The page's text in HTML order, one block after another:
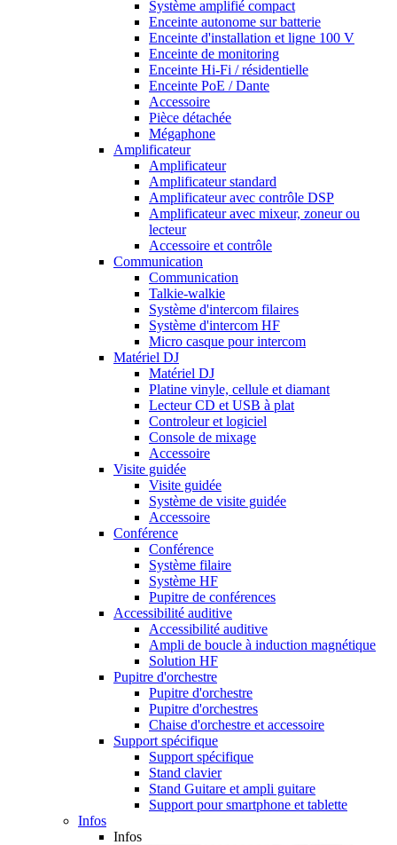
Système amplifié compact
Enceinte autonome sur batterie
Enceinte d'installation et ligne 100 V
Enceinte de monitoring
Enceinte Hi-Fi / résidentielle
Enceinte PoE / Dante
Accessoire
Pièce détachée
Mégaphone
Amplificateur
Amplificateur
Amplificateur standard
Amplificateur avec contrôle DSP
Amplificateur avec mixeur, zoneur ou
lecteur
Accessoire et contrôle
Communication
Communication
Talkie-walkie
Système d'intercom filaires
Système d'intercom HF
Micro casque pour intercom
Matériel DJ
Matériel DJ
Platine vinyle, cellule et diamant
Lecteur CD et USB à plat
Controleur et logiciel
Console de mixage
Accessoire
Visite guidée
Visite guidée
Système de visite guidée
Accessoire
Conférence
Conférence
Système filaire
Système HF
Pupitre de conférences
Accessibilité auditive
Accessibilité auditive
Ampli de boucle à induction magnétique
Solution HF
Pupitre d'orchestre
Pupitre d'orchestre
Pupitre d'orchestres
Chaise d'orchestre et accessoire
Support spécifique
Support spécifique
Stand clavier
Stand Guitare et ampli guitare
Support pour smartphone et tablette
Infos
Infos